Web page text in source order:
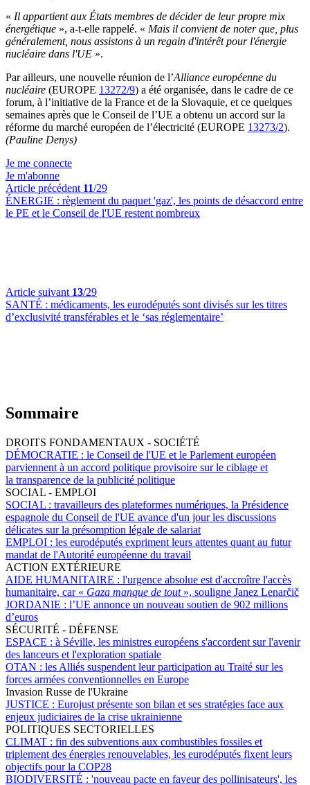
« Il appartient aux États membres de décider de leur propre mix
énergétique », a-t-elle rappelé. « Mais il convient de noter que, plus
généralement, nous assistons à un regain d'intérêt pour l'énergie
nucléaire dans l'UE ».
Par ailleurs, une nouvelle réunion de l’Alliance européenne du
nucléaire (EUROPE 13272/9) a été organisée, dans le cadre de ce
forum, à l’initiative de la France et de la Slovaquie, et ce quelques
semaines après que le Conseil de l’UE a obtenu un accord sur la
réforme du marché européen de l’électricité (EUROPE 13273/2).
(Pauline Denys)
Je me connecte
Je m'abonne
Article précédent 11/29
ÉNERGIE : règlement du paquet 'gaz', les points de désaccord entre
le PE et le Conseil de l'UE restent nombreux
Article suivant 13/29
SANTÉ : médicaments, les eurodéputés sont divisés sur les titres
d’exclusivité transférables et le ‘sas réglementaire’
Sommaire
DROITS FONDAMENTAUX - SOCIÉTÉ
DÉMOCRATIE : le Conseil de l'UE et le Parlement européen
parviennent à un accord politique provisoire sur le ciblage et
la transparence de la publicité politique
SOCIAL - EMPLOI
SOCIAL : travailleurs des plateformes numériques, la Présidence
espagnole du Conseil de l'UE avance d'un jour les discussions
délicates sur la présomption légale de salariat
EMPLOI : les eurodéputés expriment leurs attentes quant au futur
mandat de l'Autorité européenne du travail
ACTION EXTÉRIEURE
AIDE HUMANITAIRE : l'urgence absolue est d'accroître l'accès
humanitaire, car « Gaza manque de tout », souligne Janez Lenarčič
JORDANIE : l’UE annonce un nouveau soutien de 902 millions
d’euros
SÉCURITÉ - DÉFENSE
ESPACE : à Séville, les ministres européens s'accordent sur l'avenir
des lanceurs et l'exploration spatiale
OTAN : les Alliés suspendent leur participation au Traité sur les
forces armées conventionnelles en Europe
Invasion Russe de l'Ukraine
JUSTICE : Eurojust présente son bilan et ses stratégies face aux
enjeux judiciaires de la crise ukrainienne
POLITIQUES SECTORIELLES
CLIMAT : fin des subventions aux combustibles fossiles et
triplement des énergies renouvelables, les eurodéputés fixent leurs
objectifs pour la COP28
BIODIVERSITÉ : 'nouveau pacte en faveur des pollinisateurs', les